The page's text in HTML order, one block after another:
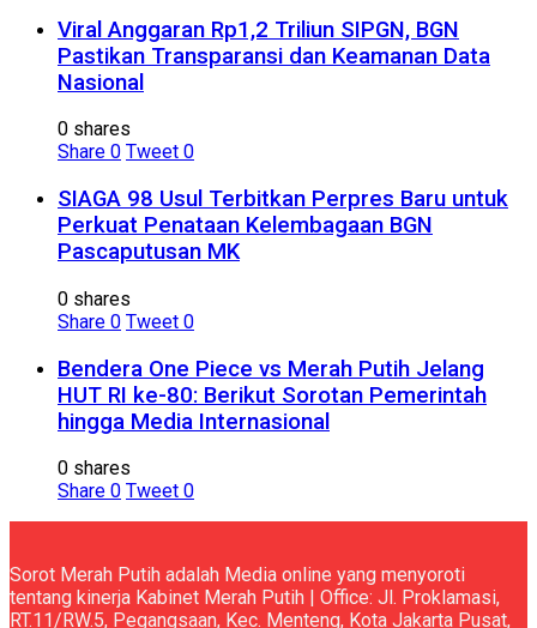
Viral Anggaran Rp1,2 Triliun SIPGN, BGN
Pastikan Transparansi dan Keamanan Data
Nasional
0 shares
Share 0 Tweet 0
SIAGA 98 Usul Terbitkan Perpres Baru untuk
Perkuat Penataan Kelembagaan BGN
Pascaputusan MK
0 shares
Share 0 Tweet 0
Bendera One Piece vs Merah Putih Jelang
HUT RI ke-80: Berikut Sorotan Pemerintah
hingga Media Internasional
0 shares
Share 0 Tweet 0
Sorot Merah Putih adalah Media online yang menyoroti
tentang kinerja Kabinet Merah Putih | Office: Jl. Proklamasi,
RT.11/RW.5, Pegangsaan, Kec. Menteng, Kota Jakarta Pusat,